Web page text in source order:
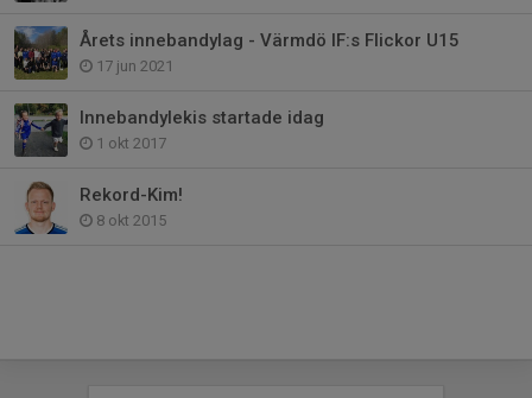
Årets innebandylag - Värmdö IF:s Flickor U15
17 jun 2021
Innebandylekis startade idag
1 okt 2017
Rekord-Kim!
8 okt 2015